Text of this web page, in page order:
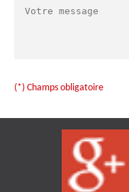
(*) Champs obligatoire